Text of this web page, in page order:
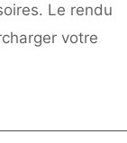
Le rendu
votre